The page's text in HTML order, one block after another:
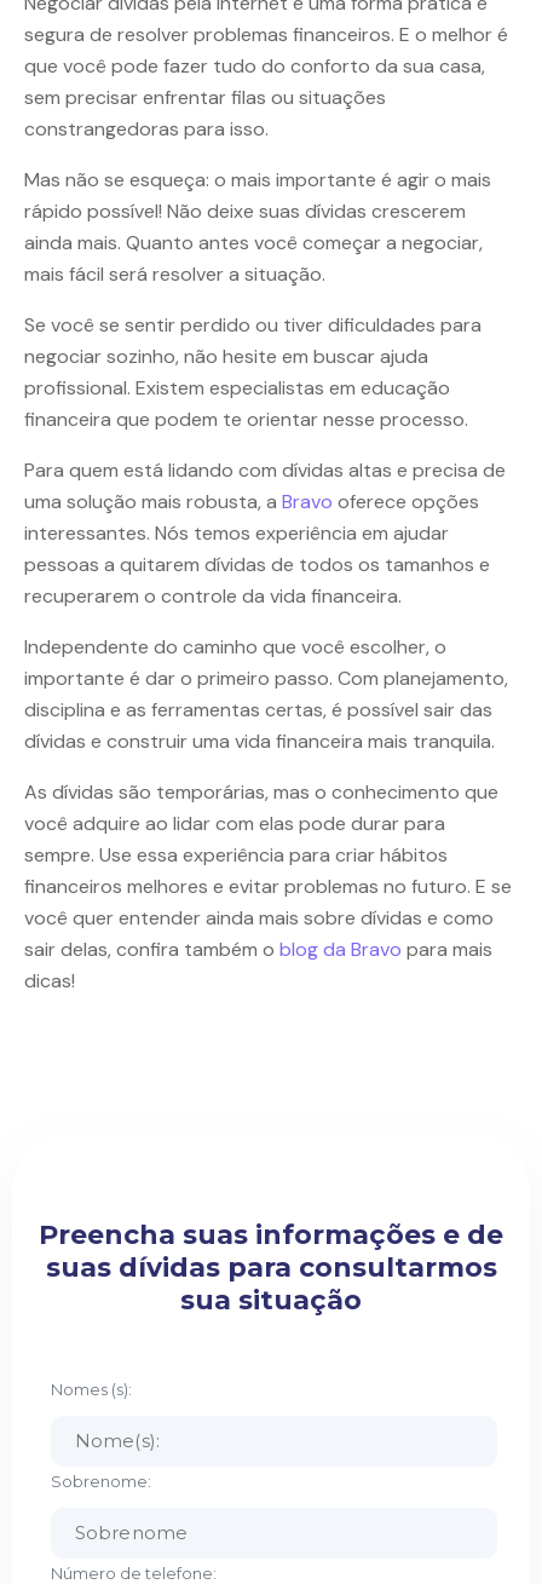
segura de resolver problemas financeiros. E o melhor é
que você pode fazer tudo do conforto da sua casa,
sem precisar enfrentar filas ou situações
constrangedoras para isso.
Mas não se esqueça: o mais importante é agir o mais
rápido possível! Não deixe suas dívidas crescerem
ainda mais. Quanto antes você começar a negociar,
mais fácil será resolver a situação.
Se você se sentir perdido ou tiver dificuldades para
negociar sozinho, não hesite em buscar ajuda
profissional. Existem especialistas em educação
financeira que podem te orientar nesse processo.
Para quem está lidando com dívidas altas e precisa de
uma solução mais robusta, a Bravo oferece opções
interessantes. Nós temos experiência em ajudar
pessoas a quitarem dívidas de todos os tamanhos e
recuperarem o controle da vida financeira.
Independente do caminho que você escolher, o
importante é dar o primeiro passo. Com planejamento,
disciplina e as ferramentas certas, é possível sair das
dívidas e construir uma vida financeira mais tranquila.
As dívidas são temporárias, mas o conhecimento que
você adquire ao lidar com elas pode durar para
sempre. Use essa experiência para criar hábitos
financeiros melhores e evitar problemas no futuro. E se
você quer entender ainda mais sobre dívidas e como
sair delas, confira também o blog da Bravo para mais
dicas!
Preencha suas informações e de
suas dívidas para consultarmos
sua situação
Nomes (s):
Sobrenome:
Número de telefone: